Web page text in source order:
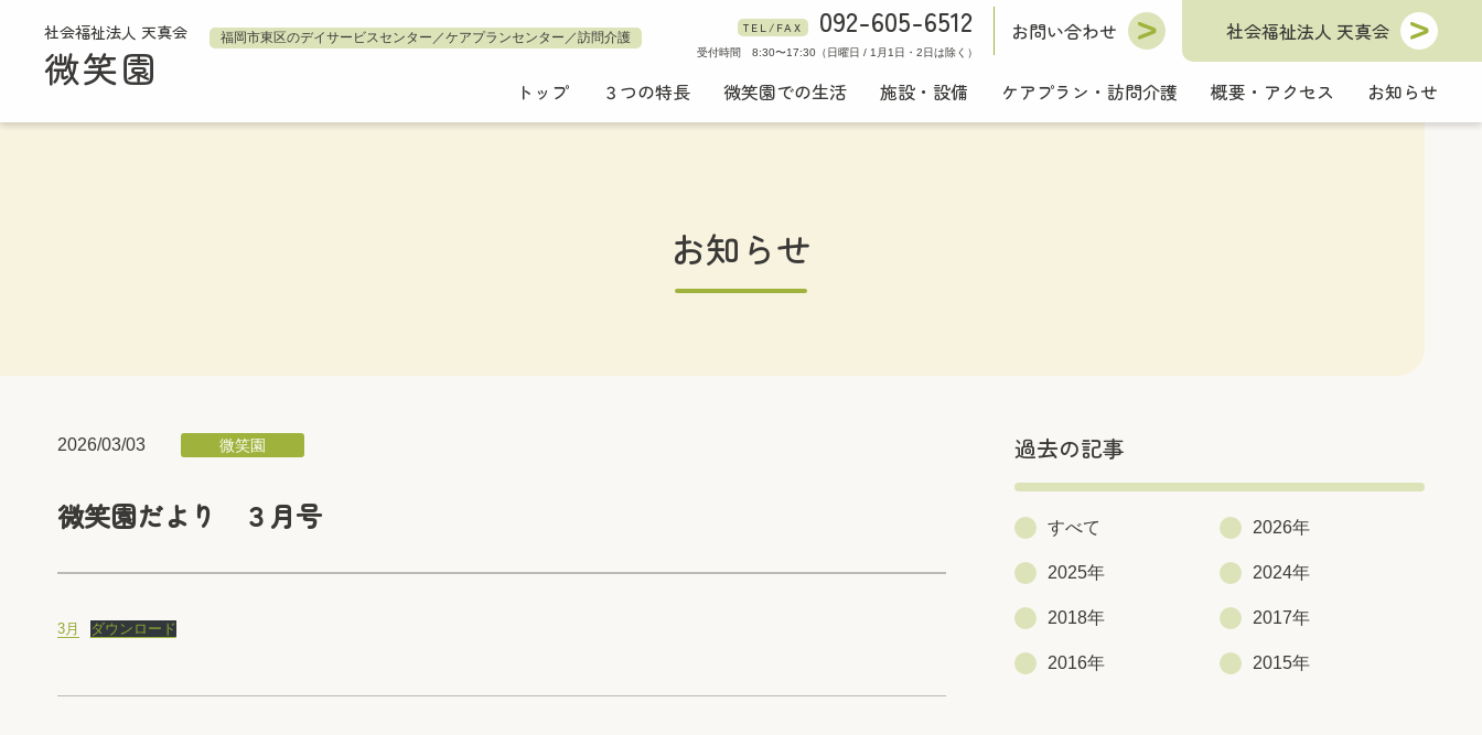
社会福祉法人 天真会
微笑園
福岡市東区のデイサービスセンター／ケアプランセンター／訪問介護
TEL/FAX 092-605-6512
受付時間 8:30〜17:30（日曜日 / 1月1日・2日は除く）
お問い合わせ 社会福祉法人 天真会
トップ ３つの特長 微笑園での生活 施設・設備 ケアプラン・訪問介護 概要・アクセス お知らせ
お知らせ
2026/03/03 微笑園
微笑園だより ３月号
3月 ダウンロード
過去の記事
すべて 2026年
2025年 2024年
2018年 2017年
2016年 2015年